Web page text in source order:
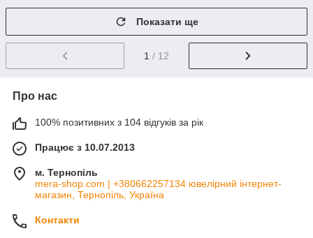
Показати ще
1 / 12
Про нас
100% позитивних з 104 відгуків за рік
Працює з 10.07.2013
м. Тернопіль
mera-shop.com | +380662257134 ювелірний інтернет-
магазин, Тернопіль, Україна
Контакти